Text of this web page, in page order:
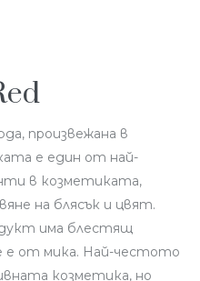
произвежана в
е един от най-
в козметиката,
на блясък и цвят.
има блестящ
е от мика. Най-честото
козметика, но